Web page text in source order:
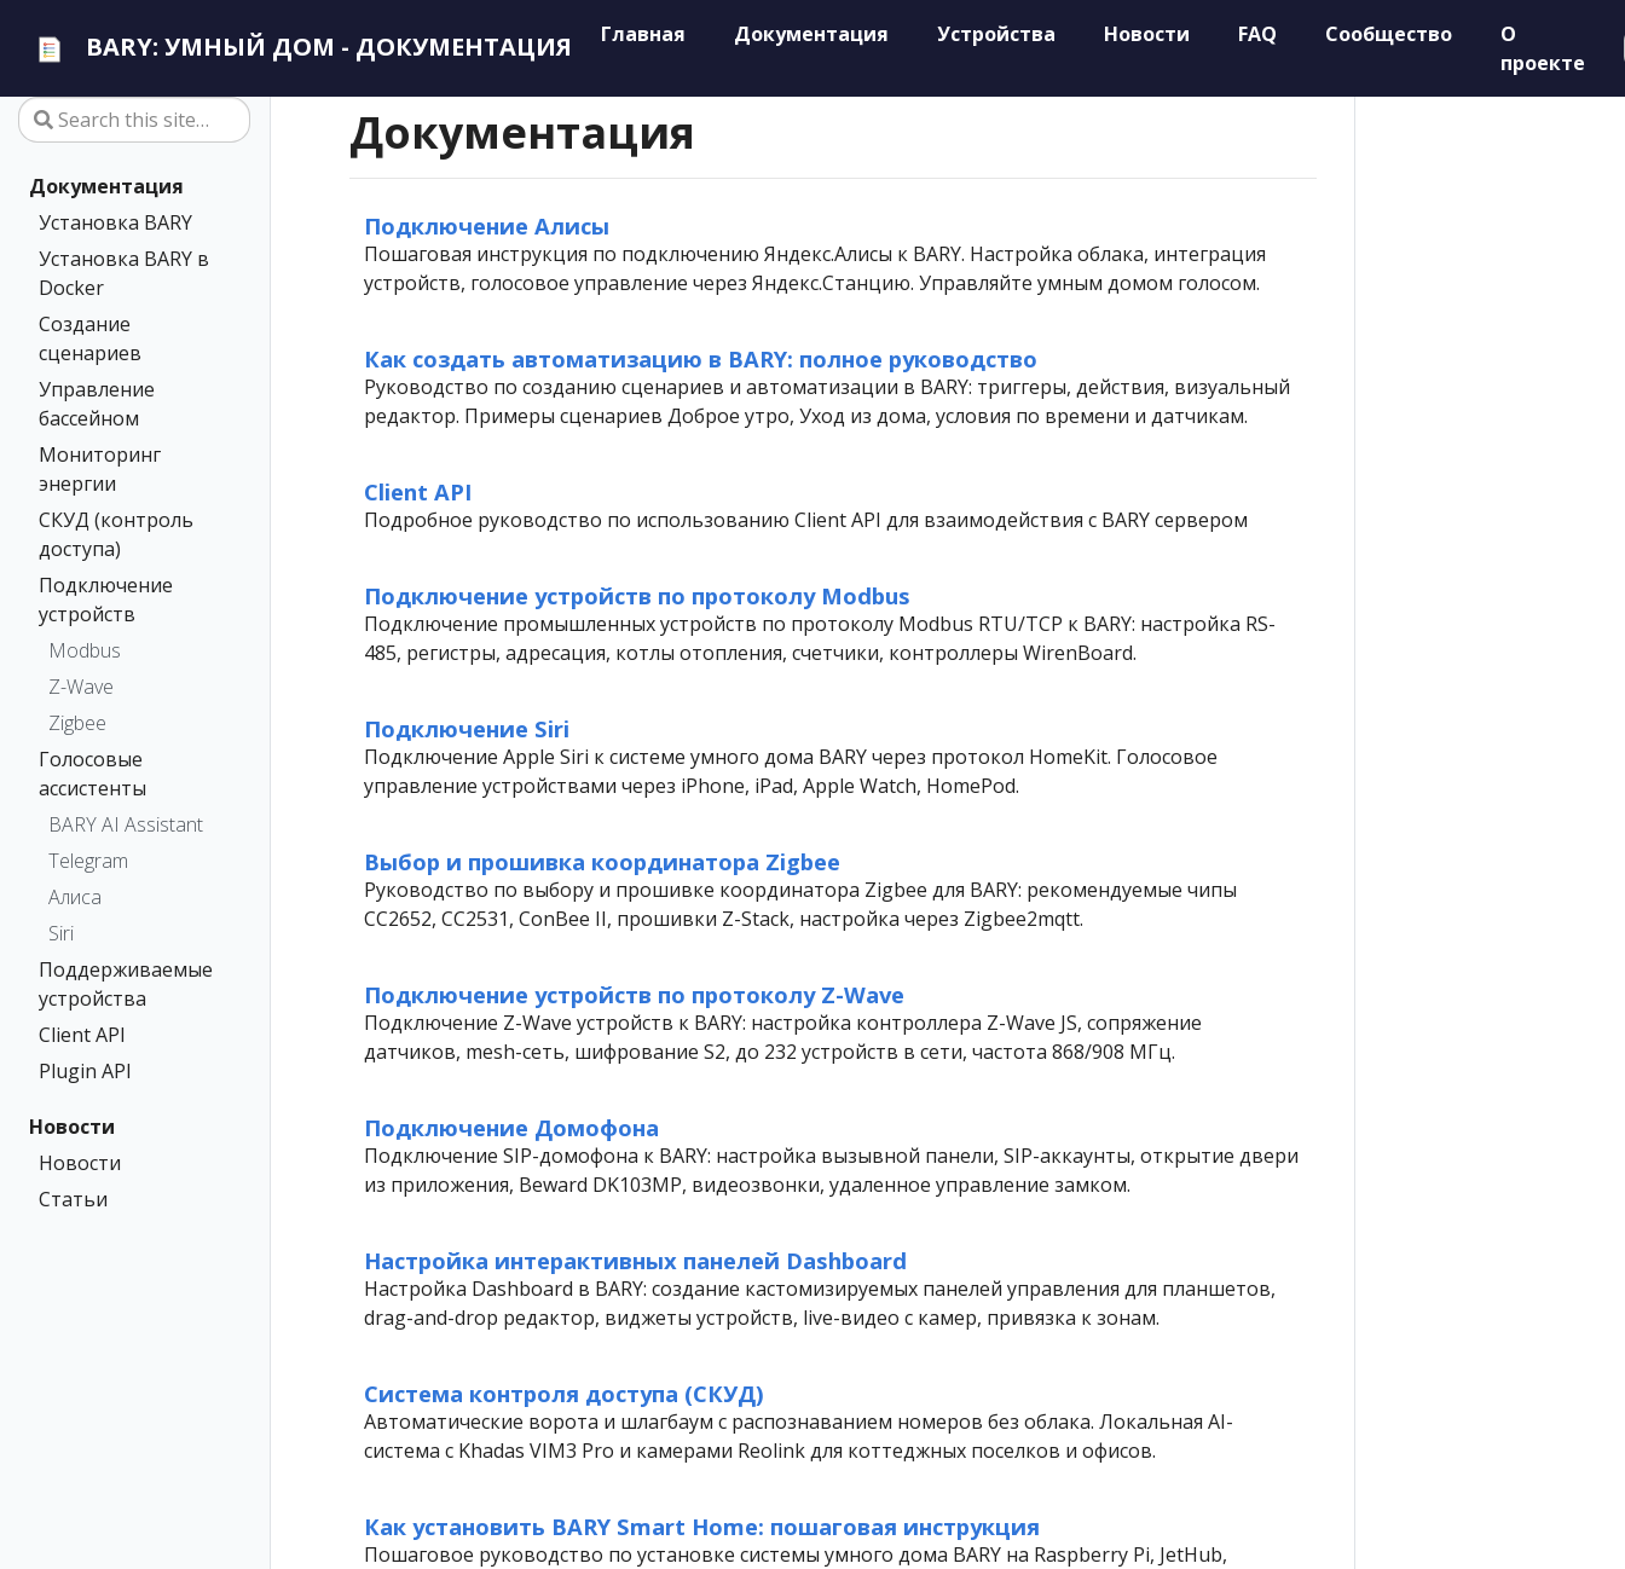
BARY: УМНЫЙ ДОМ - ДОКУМЕНТАЦИЯ Главная Документация Устройства Новости FAQ Сообщество
О
проекте
Документация
Установка BARY
Установка BARY в
Docker
Создание
сценариев
Управление
бассейном
Мониторинг
энергии
СКУД (контроль
доступа)
Подключение
устройств
Modbus
Z-Wave
Zigbee
Голосовые
ассистенты
BARY AI Assistant
Telegram
Алиса
Siri
Поддерживаемые
устройства
Client API
Plugin API
Новости
Новости
Статьи
Документация
Подключение Алисы
Пошаговая инструкция по подключению Яндекс.Алисы к BARY. Настройка облака, интеграция
устройств, голосовое управление через Яндекс.Станцию. Управляйте умным домом голосом.
Как создать автоматизацию в BARY: полное руководство
Руководство по созданию сценариев и автоматизации в BARY: триггеры, действия, визуальный
редактор. Примеры сценариев Доброе утро, Уход из дома, условия по времени и датчикам.
Client API
Подробное руководство по использованию Client API для взаимодействия с BARY сервером
Подключение устройств по протоколу Modbus
Подключение промышленных устройств по протоколу Modbus RTU/TCP к BARY: настройка RS-
485, регистры, адресация, котлы отопления, счетчики, контроллеры WirenBoard.
Подключение Siri
Подключение Apple Siri к системе умного дома BARY через протокол HomeKit. Голосовое
управление устройствами через iPhone, iPad, Apple Watch, HomePod.
Выбор и прошивка координатора Zigbee
Руководство по выбору и прошивке координатора Zigbee для BARY: рекомендуемые чипы
CC2652, CC2531, ConBee II, прошивки Z-Stack, настройка через Zigbee2mqtt.
Подключение устройств по протоколу Z-Wave
Подключение Z-Wave устройств к BARY: настройка контроллера Z-Wave JS, сопряжение
датчиков, mesh-сеть, шифрование S2, до 232 устройств в сети, частота 868/908 МГц.
Подключение Домофона
Подключение SIP-домофона к BARY: настройка вызывной панели, SIP-аккаунты, открытие двери
из приложения, Beward DK103MP, видеозвонки, удаленное управление замком.
Настройка интерактивных панелей Dashboard
Настройка Dashboard в BARY: создание кастомизируемых панелей управления для планшетов,
drag-and-drop редактор, виджеты устройств, live-видео с камер, привязка к зонам.
Система контроля доступа (СКУД)
Автоматические ворота и шлагбаум с распознаванием номеров без облака. Локальная AI-
система с Khadas VIM3 Pro и камерами Reolink для коттеджных поселков и офисов.
Как установить BARY Smart Home: пошаговая инструкция
Пошаговое руководство по установке системы умного дома BARY на Raspberry Pi, JetHub,